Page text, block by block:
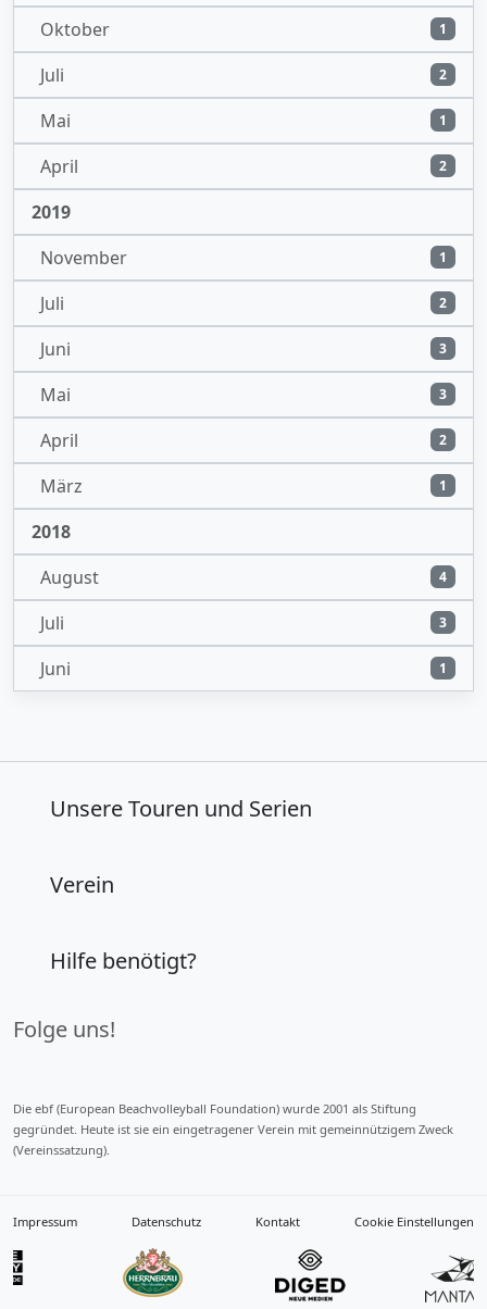
Oktober 1
Juli 2
Mai 1
April 2
2019
November
1
Juli 2
Juni 3
Mai 3
April 2
März 1
2018
August
4
Juli 3
Juni 1
Unsere Touren und Serien
Verein
Hilfe benötigt?
Folge uns!
Die ebf (European Beachvolleyball Foundation) wurde 2001 als Stiftung
gegründet. Heute ist sie ein eingetragener Verein mit gemeinnützigem Zweck
(Vereinssatzung).
Impressum Datenschutz Kontakt Cookie Einstellungen